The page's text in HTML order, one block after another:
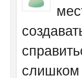
слишком